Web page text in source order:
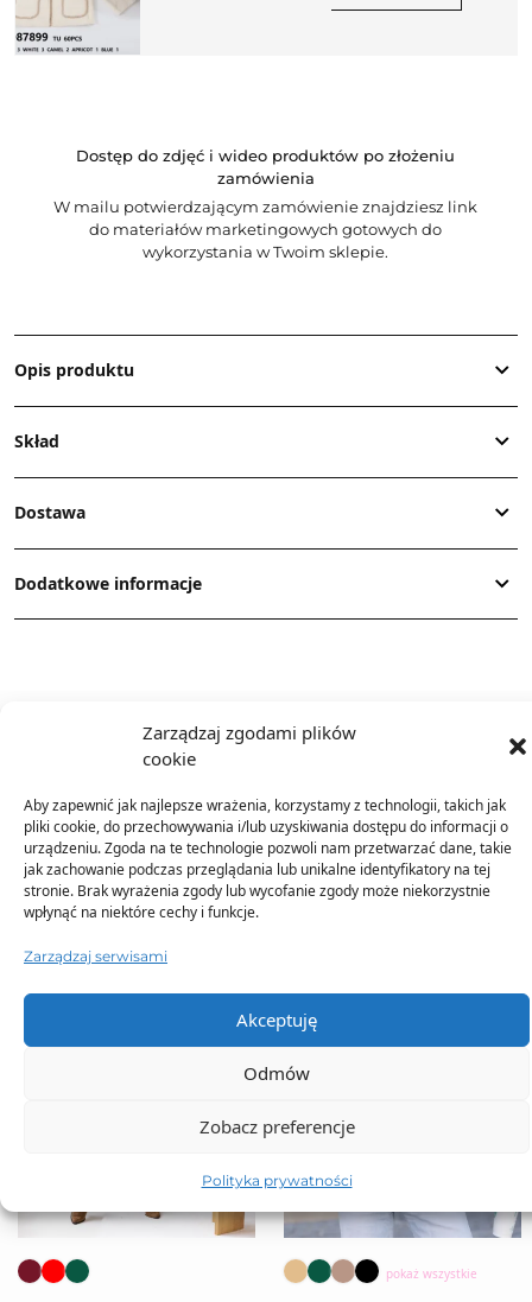
Zarządzaj zgodami plików
cookie
Aby zapewnić jak najlepsze wrażenia, korzystamy z technologii, takich jak
pliki cookie, do przechowywania i/lub uzyskiwania dostępu do informacji o
urządzeniu. Zgoda na te technologie pozwoli nam przetwarzać dane, takie
jak zachowanie podczas przeglądania lub unikalne identyfikatory na tej
stronie. Brak wyrażenia zgody lub wycofanie zgody może niekorzystnie
wpłynąć na niektóre cechy i funkcje.
Zarządzaj serwisami
Akceptuję
Odmów
Zobacz preferencje
Polityka prywatności
Dostęp do zdjęć i wideo produktów po złożeniu
zamówienia
W mailu potwierdzającym zamówienie znajdziesz link
do materiałów marketingowych gotowych do
wykorzystania w Twoim sklepie.
Opis produktu
Skład
Dostawa
Dodatkowe informacje
pokaż wszystkie